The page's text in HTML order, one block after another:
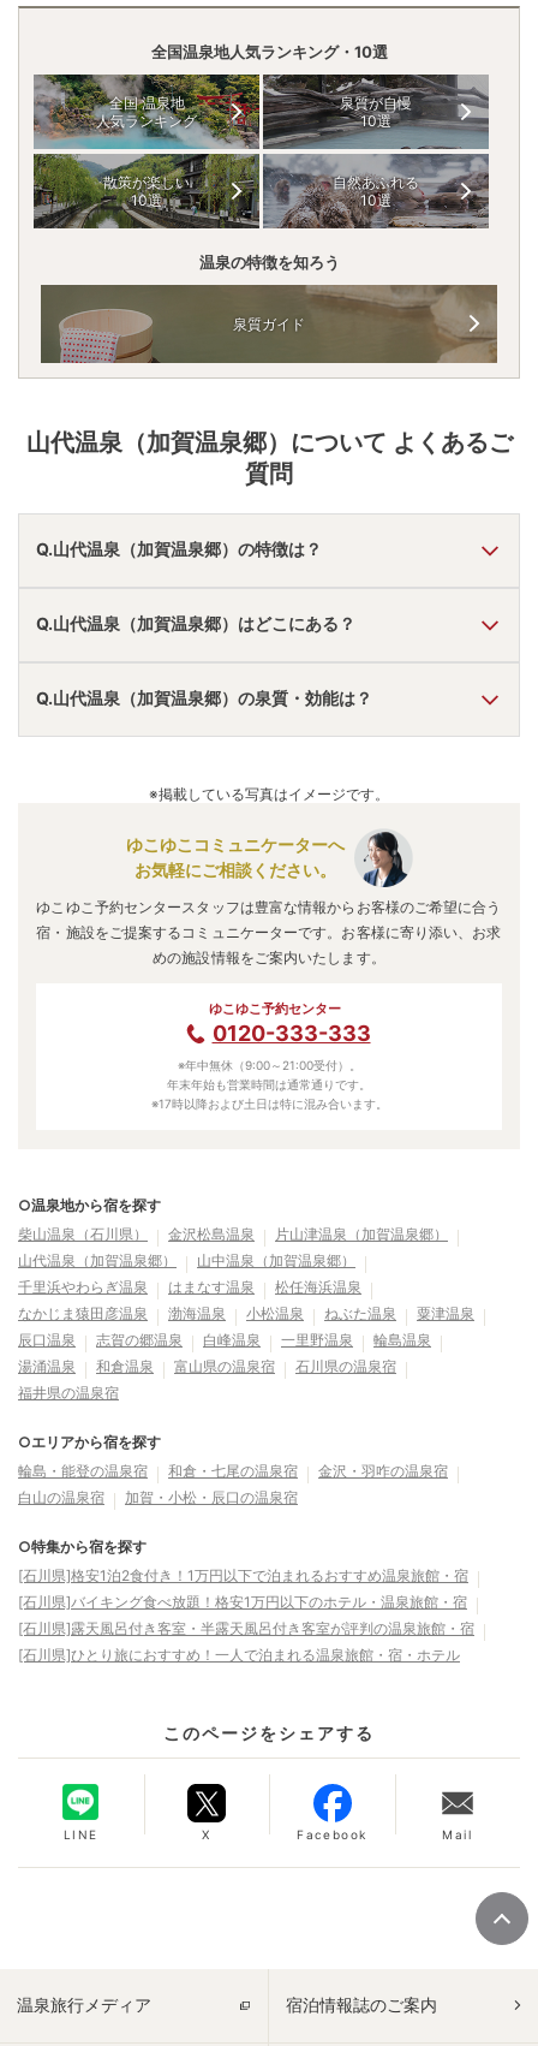
全国温泉地人気ランキング・10選
全国 温泉地
人気ランキング
泉質が自慢
10選
散策が楽しい
10選
自然あふれる
10選
温泉の特徴を知ろう
泉質ガイド
山代温泉（加賀温泉郷） について よくあるご
質問
Q.山代温泉（加賀温泉郷）の特徴は？
A. 温泉・お湯の特徴はさらさらしており、温泉地の雰囲気は
「静か・落ち着いた」 と言われています。
Q.山代温泉（加賀温泉郷）はどこにある？
A. 山代温泉（加賀温泉郷） は、石川県加賀市山代温泉
にあり
ます。
車でお越しの方は、加賀ICから車で約14分、片山津ICから
山代温泉（加賀温泉郷）のアクセス情報の詳細は
Q.山代温泉（加賀温泉郷）の泉質・効能は？
チ、腰痛、疲労、ねんざ、冷え性、高血圧、打撲、糖尿病
などと言われています。
※掲載している写真はイメージです。
ゆこゆこコミュニケーターへ
お気軽にご相談ください。
ゆこゆこ予約センタースタッフは豊富な情報からお客様のご希望に合う
宿・施設をご提案するコミュニケーターです。お客様に寄り添い、お求
めの施設情報をご案内いたします。
ゆこゆこ予約センター
0120-333-333
※年中無休（9:00～21:00受付）。
年末年始も営業時間は通常通りです。
※17時以降および土日は特に混み合います。
○温泉地から宿を探す
柴山温泉（石川県）
金沢松島温泉
片山津温泉（加賀温泉郷）
山代温泉（加賀温泉郷）
山中温泉（加賀温泉郷）
千里浜やわらぎ温泉
はまなす温泉
松任海浜温泉
なかじま猿田彦温泉
渤海温泉 小松温泉 ねぶた温泉
粟津温泉
辰口温泉
志賀の郷温泉 白峰温泉 一里野温泉
輪島温泉
湯涌温泉
和倉温泉 富山県の温泉宿
石川県の温泉宿
福井県の温泉宿
○エリアから宿を探す
輪島・能登の温泉宿
和倉・七尾の温泉宿
金沢・羽咋の温泉宿
白山の温泉宿
加賀・小松・辰口の温泉宿
○特集から宿を探す
[石川県]格安1泊2食付き！1万円以下で泊まれるおすすめ温泉旅館・宿
[石川県]バイキング食べ放題！格安1万円以下のホテル・温泉旅館・宿
[石川県]露天風呂付き客室・半露天風呂付き客室が評判の温泉旅館・宿
[石川県]ひとり旅におすすめ！一人で泊まれる温泉旅館・宿・ホテル
このページをシェアする
LINE X Facebook Mail
温泉旅行メディア 宿泊情報誌のご案内